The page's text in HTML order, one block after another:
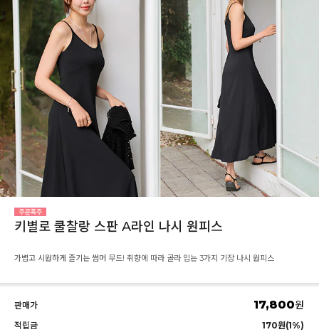
키별로 쿨찰랑 스판 A라인 나시 원피스
가볍고 시원하게 즐기는 썸머 무드! 취향에 따라 골라 입는 3가지 기장 나시 원피스
판매가 17,800원
적립금
170원(1%)